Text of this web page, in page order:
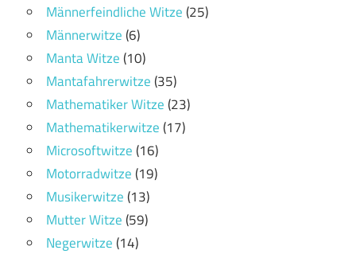
Männerfeindliche Witze(25)
Männerwitze(6)
Manta Witze(10)
Mantafahrerwitze(35)
Mathematiker Witze(23)
Mathematikerwitze(17)
Microsoftwitze(16)
Motorradwitze(19)
Musikerwitze(13)
Mutter Witze(59)
Negerwitze(14)